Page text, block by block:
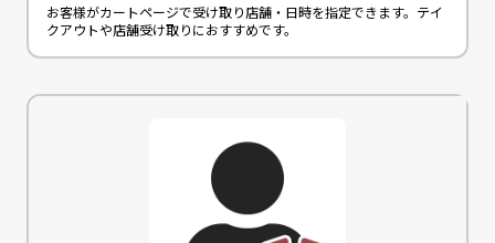
お客様がカートページで受け取り店舗・日時を指定できます。テイ
クアウトや店舗受け取りにおすすめです。